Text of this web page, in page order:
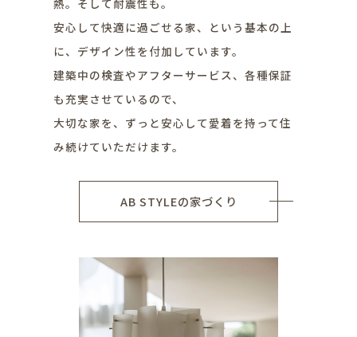
熱。そして耐震性も。
安心して快適に過ごせる家、という基本の上
に、デザイン性を付加しています。
建築中の検査やアフターサービス、各種保証
も充実させているので、
大切な家を、ずっと安心して愛着を持って住
み続けていただけます。
AB STYLEの家づくり